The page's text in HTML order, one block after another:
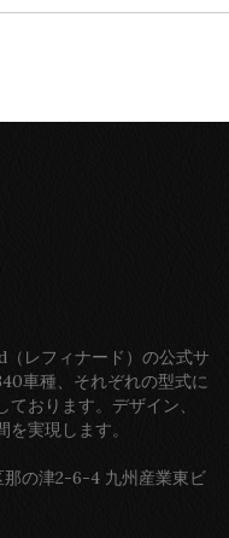
レフィナード）の公式サ
車種、それぞれの型式に
おります。デザイン、
実現します。
の津2-6-4 九州産業東ビ